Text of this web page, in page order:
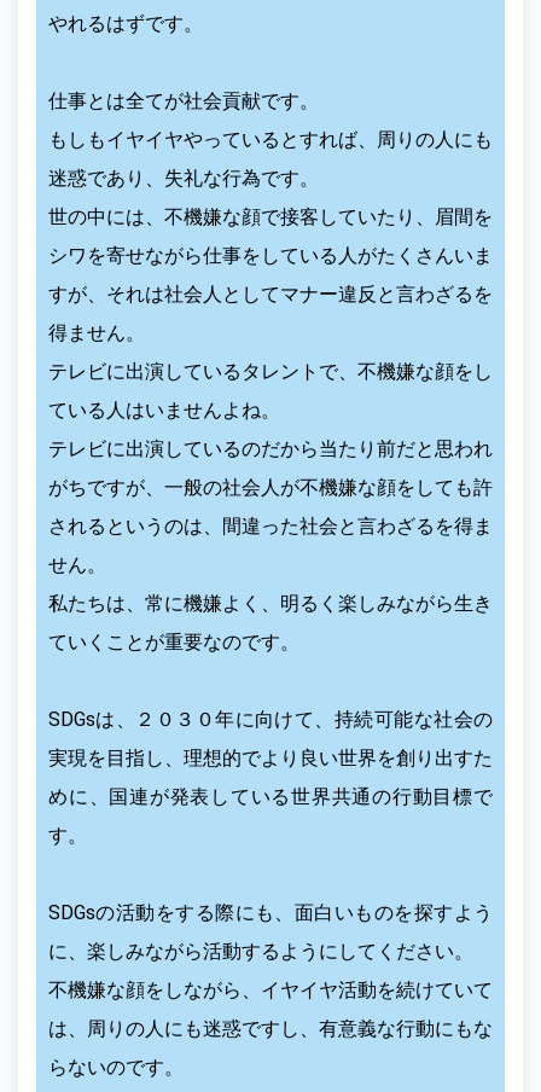
やれるはずです。
仕事とは全てが社会貢献です。
もしもイヤイヤやっているとすれば、周りの人にも
迷惑であり、失礼な行為です。
世の中には、不機嫌な顔で接客していたり、眉間を
シワを寄せながら仕事をしている人がたくさんいま
すが、それは社会人としてマナー違反と言わざるを
得ません。
テレビに出演しているタレントで、不機嫌な顔をし
ている人はいませんよね。
テレビに出演しているのだから当たり前だと思われ
がちですが、一般の社会人が不機嫌な顔をしても許
されるというのは、間違った社会と言わざるを得ま
せん。
私たちは、常に機嫌よく、明るく楽しみながら生き
ていくことが重要なのです。
SDGsは、２０３０年に向けて、持続可能な社会の
実現を目指し、理想的でより良い世界を創り出すた
めに、国連が発表している世界共通の行動目標で
す。
SDGsの活動をする際にも、面白いものを探すよう
に、楽しみながら活動するようにしてください。
不機嫌な顔をしながら、イヤイヤ活動を続けていて
は、周りの人にも迷惑ですし、有意義な行動にもな
らないのです。